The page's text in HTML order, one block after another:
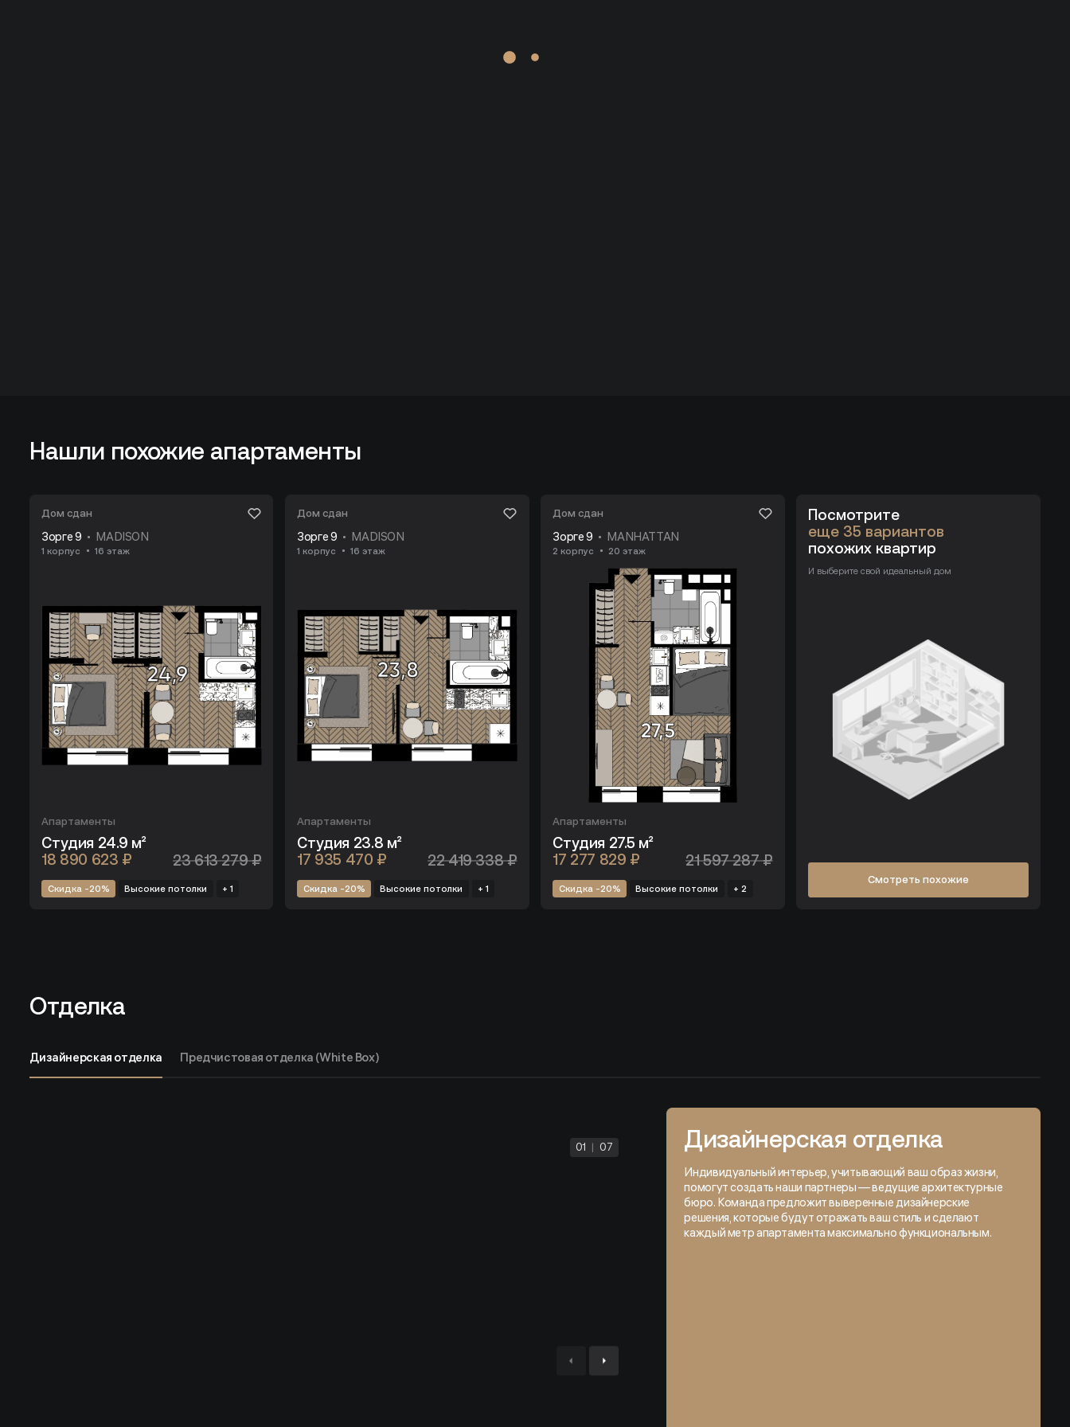
Нашли похожие апартаменты
Дом сдан
Зорге 9 MADISON
1 корпус 16 этаж
Апартаменты
Студия 24.9 м²
18 890 623 ₽
23 613 279 ₽
Скидка -20% Высокие потолки + 1
Дом сдан
Зорге 9 MADISON
1 корпус 16 этаж
Апартаменты
Студия 23.8 м²
17 935 470 ₽
22 419 338 ₽
Скидка -20% Высокие потолки + 1
Дом сдан
Зорге 9 MANHATTAN
2 корпус 20 этаж
Апартаменты
Студия 27.5 м²
17 277 829 ₽
21 597 287 ₽
Скидка -20% Высокие потолки + 2
Посмотрите
еще 35 вариантов
похожих квартир
И выберите свой идеальный дом
Смотреть похожие
Отделка
Отделка
Дизайнерская отделка Предчистовая отделка (White Box)
01 | 07 Дизайнерская отделка
Индивидуальный интерьер, учитывающий ваш образ жизни,
помогут создать наши партнеры — ведущие архитектурные
бюро. Команда предложит выверенные дизайнерские
решения, которые будут отражать ваш стиль и сделают
каждый метр апартамента максимально функциональным.